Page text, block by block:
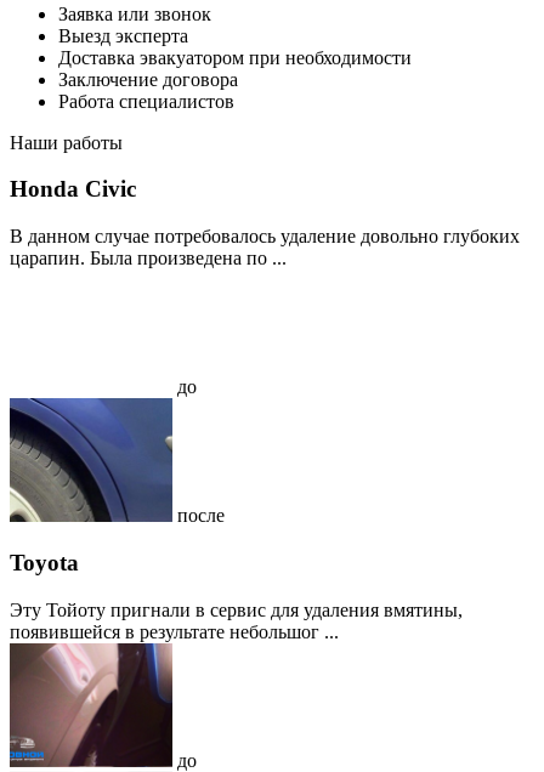
Заявка или звонок
Выезд эксперта
Доставка эвакуатором при необходимости
Заключение договора
Работа специалистов
Наши работы
Honda Civic
В данном случае потребовалось удаление довольно глубоких
царапин. Была произведена по ...
до
после
Toyota
Эту Тойоту пригнали в сервис для удаления вмятины,
появившейся в результате небольшог ...
до